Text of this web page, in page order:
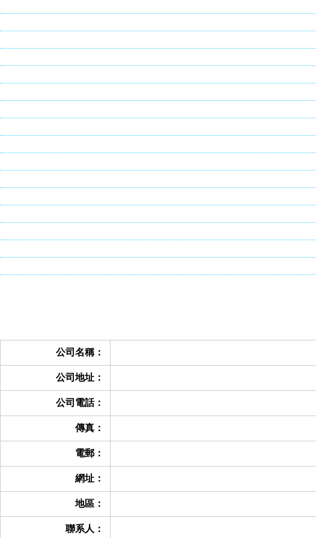
公司名稱：
公司地址：
公司電話：
傳真：
電郵：
網址：
地區：
聯系人：